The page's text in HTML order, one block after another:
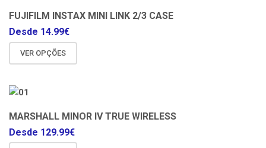
FUJIFILM INSTAX MINI LINK 2/3 CASE
Desde 14.99€
VER OPÇÕES
MARSHALL MINOR IV TRUE WIRELESS
Desde 129.99€